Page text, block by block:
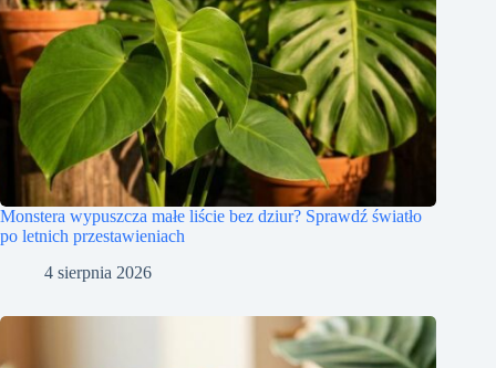
Monstera wypuszcza małe liście bez dziur? Sprawdź światło
po letnich przestawieniach
4 sierpnia 2026